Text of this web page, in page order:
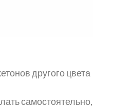
другого цвета
самостоятельно,